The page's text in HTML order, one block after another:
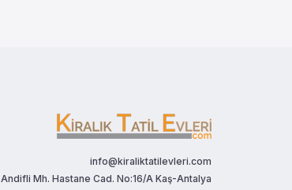
info@kiraliktatilevleri.com
Andifli Mh. Hastane Cad. No:16/A Kaş-Antalya